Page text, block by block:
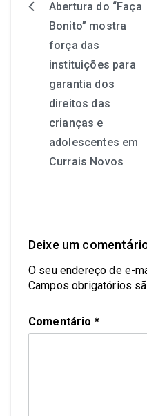
Abertura do “Faça
Bonito” mostra
força das
instituições para
garantia dos
direitos das
crianças e
adolescentes em
Currais Novos
Deixe um
O seu endereço de e-
Campos obrigatórios
Comentário *